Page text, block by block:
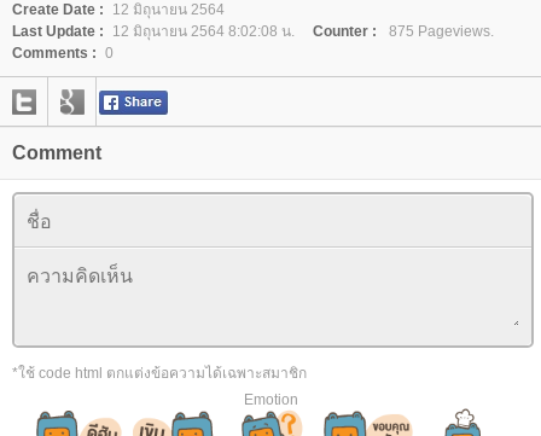
Create Date :
12 มิถุนายน 2564
Last Update :
12 มิถุนายน 2564 8:02:08 น. Counter :
875 Pageviews.
Comments : 0
Comment
*ใช้ code html ตกแต่งข้อความได้เฉพาะสมาชิก
Emotion